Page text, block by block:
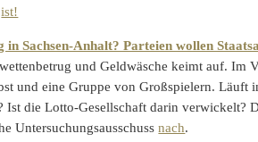
ist!
in Sachsen-Anhalt? Parteien wollen
und Geldwäsche keimt auf. Im
und eine Gruppe von Großspielern. Läuft
Ist die Lotto-Gesellschaft darin verwickelt?
Untersuchungsausschussnach.